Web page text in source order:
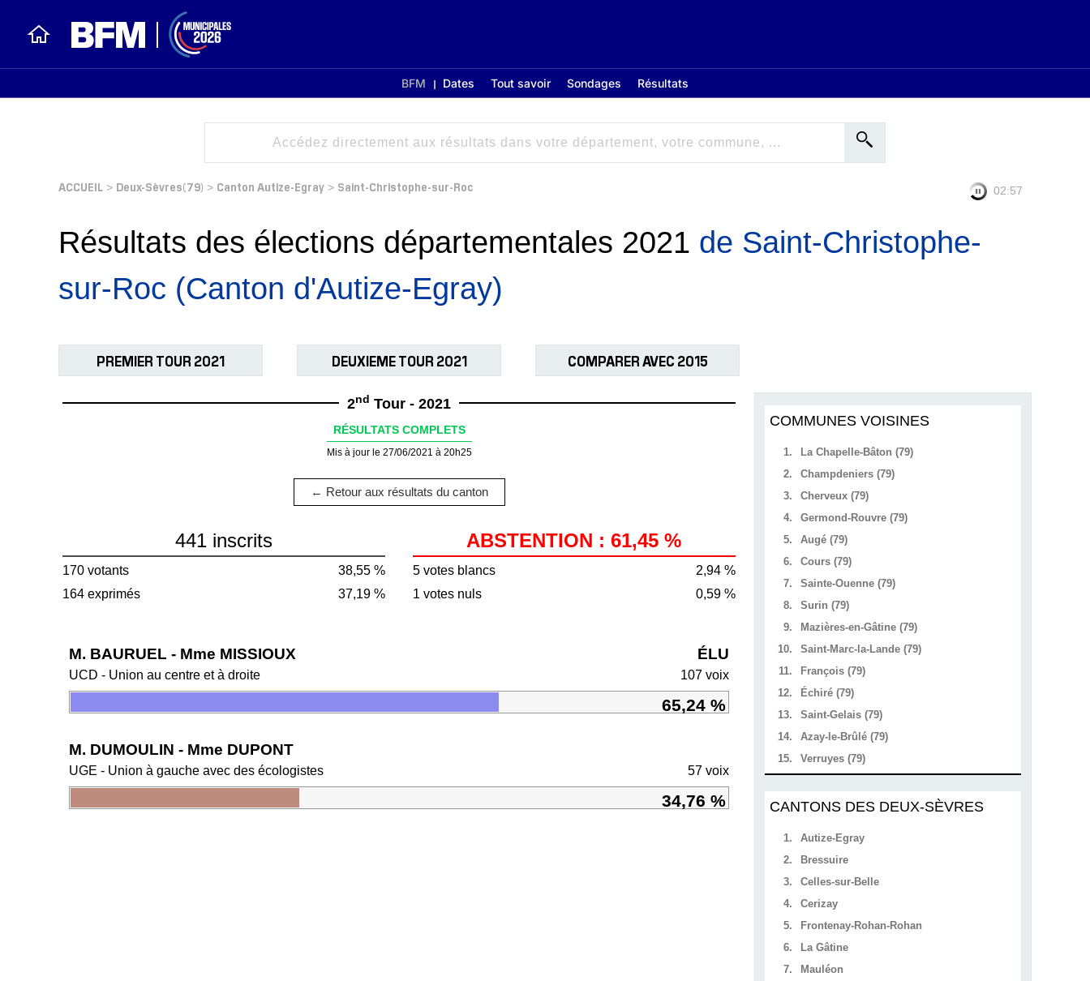
BFM Dates Tout savoir Sondages Résultats
ACCUEIL > Deux-Sèvres(79) > Canton Autize-Egray > Saint-Christophe-sur-Roc 02:56
Résultats des élections départementales 2021 de Saint-Christophe-
sur-Roc (Canton d'Autize-Egray)
PREMIER TOUR 2021 DEUXIEME TOUR 2021 COMPARER AVEC 2015
2nd Tour - 2021
RÉSULTATS COMPLETS
Mis à jour le 27/06/2021 à 20h25
← Retour aux résultats du canton
441 inscrits
170 votants
38,55 %
164 exprimés
37,19 %
ABSTENTION : 61,45 %
5 votes blancs
2,94 %
1 votes nuls
0,59 %
M. BAURUEL - Mme MISSIOUX ÉLU
UCD - Union au centre et à droite 107 voix
65,24 %
M. DUMOULIN - Mme DUPONT
UGE - Union à gauche avec des écologistes 57 voix
34,76 %
COMMUNES VOISINES
1.
La Chapelle-Bâton (79)
2.
Champdeniers (79)
3.
Cherveux (79)
4.
Germond-Rouvre (79)
5.
Augé (79)
6.
Cours (79)
7.
Sainte-Ouenne (79)
8.
Surin (79)
9.
Mazières-en-Gâtine (79)
10.
Saint-Marc-la-Lande (79)
11.
François (79)
12.
Échiré (79)
13.
Saint-Gelais (79)
14.
Azay-le-Brûlé (79)
15.
Verruyes (79)
CANTONS DES DEUX-SÈVRES
1.
Autize-Egray
2.
Bressuire
3.
Celles-sur-Belle
4.
Cerizay
5.
Frontenay-Rohan-Rohan
6.
La Gâtine
7.
Mauléon